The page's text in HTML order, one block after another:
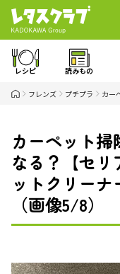
レシピ 読みもの
フレンズ プチプラ カー
カーペット
なる？【セ
ットクリー
（画像5/8）